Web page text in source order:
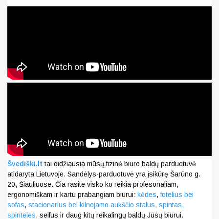
Švediški.lt tai didžiausia mūsų fizinė biuro baldų parduotuvė
atidaryta Lietuvoje. Sandėlys-parduotuvė yra įsikūrę Šarūno g.
20, Šiauliuose. Čia rasite visko ko reikia profesonaliam,
ergonomiškam ir kartu prabangiam biurui: kėdes,fotelius bei
sofas, stacionarius bei kilnojamo aukščio stalus, spintas,
spinteles, seifus ir daug kitų reikalingų baldų Jūsų biurui.